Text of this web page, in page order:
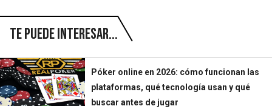
Te puede interesar...
Póker online en 2026: cómo funcionan las
plataformas, qué tecnología usan y qué
buscar antes de jugar